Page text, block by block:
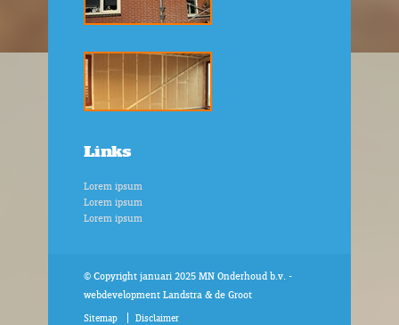
Links
Lorem ipsum
Lorem ipsum
Lorem ipsum
© Copyright januari 2025 MN Onderhoud b.v. -
webdevelopment Landstra & de Groot
Sitemap Disclaimer